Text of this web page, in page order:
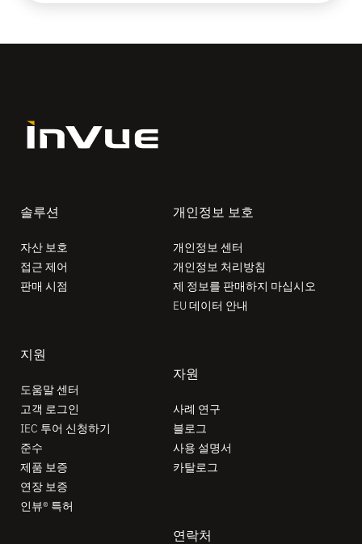
솔루션
자산 보호
접근 제어
판매 시점
지원
도움말 센터
고객 로그인
IEC 투어 신청하기
준수
제품 보증
연장 보증
인뷰® 특허
개인정보 보호
개인정보 센터
개인정보 처리방침
제 정보를 판매하지 마십시오
EU 데이터 안내
자원
사례 연구
블로그
사용 설명서
카탈로그
연락처